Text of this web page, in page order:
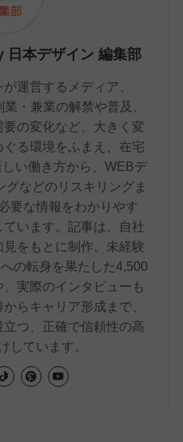
日本デザイン 編集部
運営するメディア、
・兼業の解禁や普及、
の変化など、大きく変
る環境をふまえ、在宅
い働き方から、WEBデ
などのリスキリングま
要な情報をわかりやす
います。記事は、自社
をもとに制作。未経験
の転身を果たした4,500
実際のインタビューも
らキャリア形成まで、
つ、正確で信頼性の高
しています。